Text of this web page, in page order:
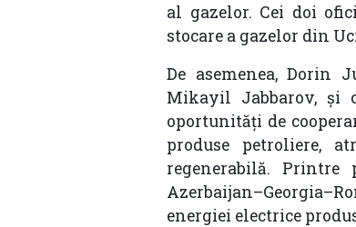
al gazelor. Cei doi
stocare a gazelor din
De asemenea, Dorin
Mikayil Jabbarov, și
oportunități de
produse petroliere,
regenerabilă. Printre
energiei electrice